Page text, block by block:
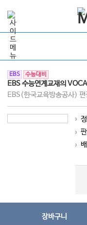
EBS 수능대비
EBS 수능연계교재의
EBS(한국교육방송공사)
>
>
>
장바구니